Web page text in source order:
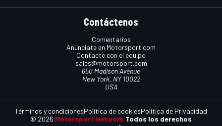
Contáctenos
Comentarios
Anúnciate en Motorsport.com
Contacte con el equipo
sales@motorsport.com
650 Madison Avenue
New York, NY 10022
USA
© 2026 Motorsport Network Todos los derechos
Términos y condicionesPolítica de cookiesPolítica de Privacidad